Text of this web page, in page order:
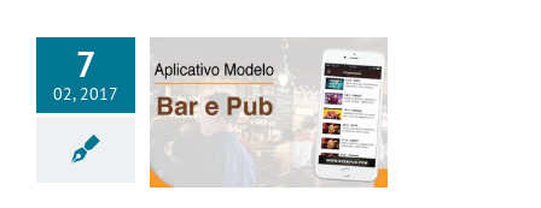
7
02, 2017
ideal para
e Pubs